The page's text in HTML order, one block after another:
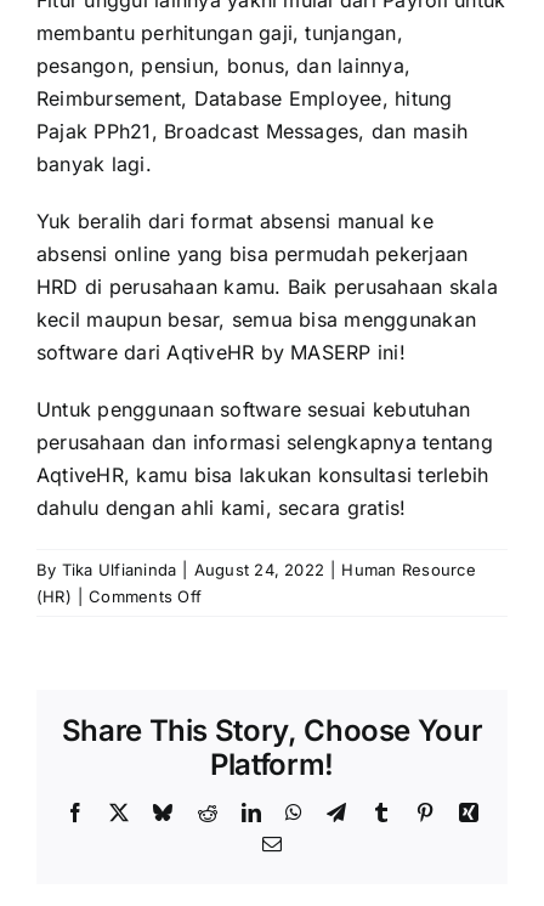
membantu perhitungan gaji, tunjangan,
pesangon, pensiun, bonus, dan lainnya,
Reimbursement, Database Employee, hitung
Pajak PPh21, Broadcast Messages, dan masih
banyak lagi.
Yuk beralih dari format absensi manual ke
absensi online yang bisa permudah pekerjaan
HRD di perusahaan kamu. Baik perusahaan skala
kecil maupun besar, semua bisa menggunakan
software dari AqtiveHR by MASERP ini!
Untuk penggunaan software sesuai kebutuhan
perusahaan dan informasi selengkapnya tentang
AqtiveHR, kamu bisa lakukan konsultasi terlebih
dahulu dengan ahli kami, secara gratis!
By Tika Ulfianinda August 24, 2022
Human Resource
(HR)
Comments Offon
Manfaat,
Prinsip
Contohnya
Share This Story, Choose Your
Platform!
Facebook BlueskyRedditLinkedInWhatsApp
TelegramTumblr PinterestXing
Email